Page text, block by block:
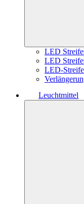
LED
LED
LED-
Leuchtmittel